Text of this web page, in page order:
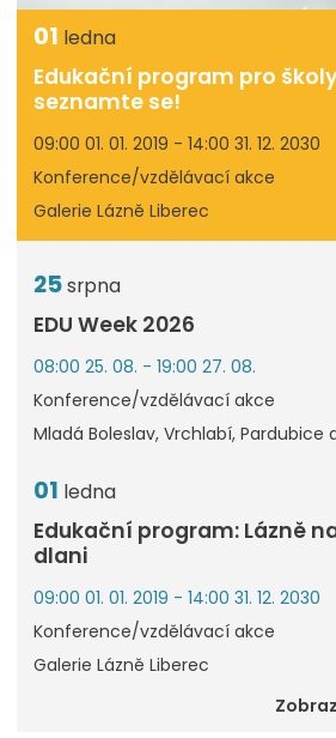
01 ledna
Edukační program pro
seznamte se!
09:00 01. 01. 2019 - 14:00 31. 12. 2030
Konference/vzdělávací akce
Galerie Lázně Liberec
25srpna
EDU Week 2026
08:00 25. 08. - 19:00 27. 08.
Konference/vzdělávací akce
Mladá Boleslav, Vrchlabí, Pardubice
01 ledna
Edukační program: Lázně
dlani
09:00 01. 01. 2019 - 14:00 31. 12. 2030
Konference/vzdělávací akce
Galerie Lázně Liberec